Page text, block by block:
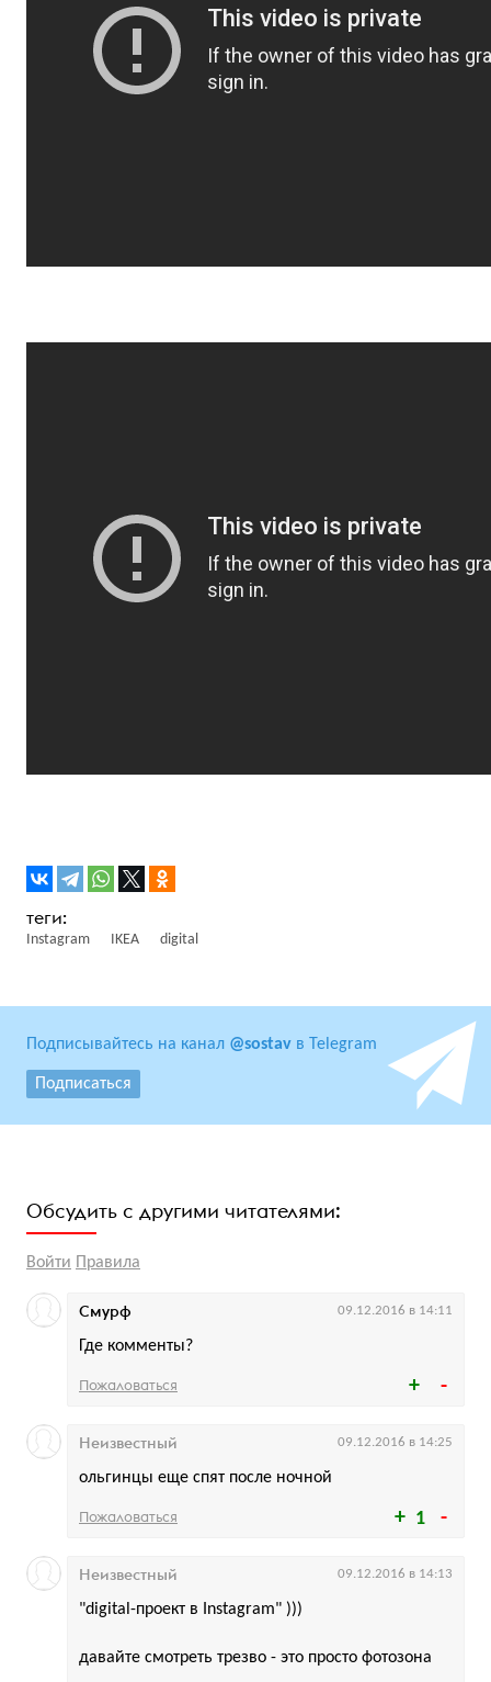
Instagram IKEA digital
Подписывайтесь на канал @sostav в Telegram
Подписаться
Обсудить с другими читателями:
Войти Правила
Где комменты?
Смурф 09.12.2016 в 14:11
Пожаловаться
1
ольгинцы еще спят после ночной
Неизвестный 09.12.2016 в 14:25
Пожаловаться
"digital-проект в Instagram" )))
давайте смотреть трезво - это просто фотозона
Неизвестный 09.12.2016 в 14:13